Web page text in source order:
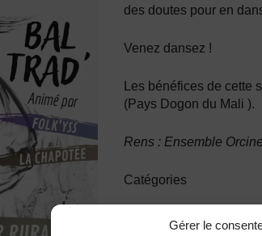
Gérer le
des doutes pour en
Venez dansez !
Les bénéfices de cette
(Pays Dogon du Mali ).
Rens : Ensemble
Catégories
Agenda